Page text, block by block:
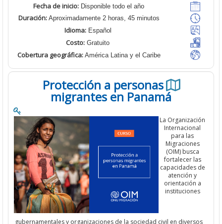
Fecha de inicio:Disponible todo el año
Duración:Aproximadamente 2 horas, 45 minutos
Idioma:Español
Costo:
Cobertura geográfica: América Latina y el Caribe
Protección a personas
migrantes en Panamá
La
(OIM)
fortalecer
atención y
orientación
gubernamentales y organizaciones de la sociedad civil en